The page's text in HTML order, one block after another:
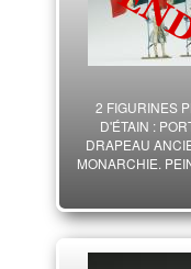
2 FIGURINES
D'ÉTAIN :
DRAPEAU
MONARCHIE,